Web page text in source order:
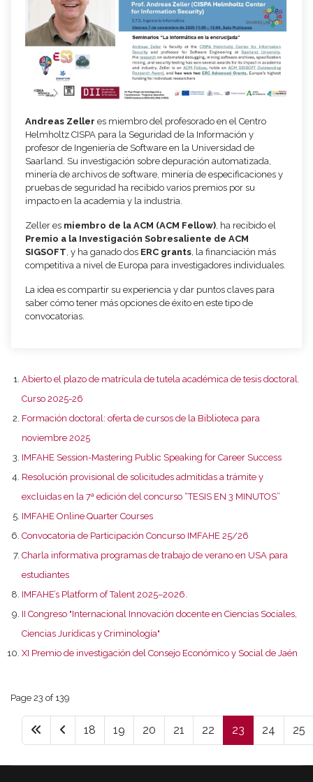
Andreas Zeller es miembro del profesorado en el Centro
Helmholtz CISPA para la Seguridad de la Información y
profesor de Ingeniería de Software en la Universidad de
Saarland. Su investigación sobre depuración automatizada,
minería de archivos de software, minería de especificaciones y
pruebas de seguridad ha recibido varios premios por su
impacto en la academia y la industria.
Zeller es miembro de la ACM (ACM Fellow) , ha recibido el
Premio a la Investigación Sobresaliente de ACM
SIGSOFT , y ha ganado dos ERC grants , la financiación más
competitiva a nivel de Europa para investigadores individuales.
La idea es compartir su experiencia y dar puntos claves para
saber cómo tener más opciones de éxito en este tipo de
convocatorias.
Abierto el plazo de matrícula de tutela académica de tesis doctoral.
Curso 2025-26
Formación doctoral: oferta de cursos de la Biblioteca para
noviembre 2025
IMFAHE Session-Mastering Public Speaking for Career Success
Resolución provisional de solicitudes admitidas a trámite y
excluidas en la 7ª edición del concurso “TESIS EN 3 MINUTOS”
IMFAHE Online Quarter Courses
Convocatoria de Participación Concurso IMFAHE 25/26
Charla informativa programas de trabajo de verano en USA para
estudiantes
IMFAHE’s Platform of Talent 2025–2026.
II Congreso "Internacional Innovación docente en Ciencias Sociales,
Ciencias Jurídicas y Criminología"
XI Premio de investigación del Consejo Económico y Social de Jaén
Page 23 of 139
18 19 20 21 22 23 24 25